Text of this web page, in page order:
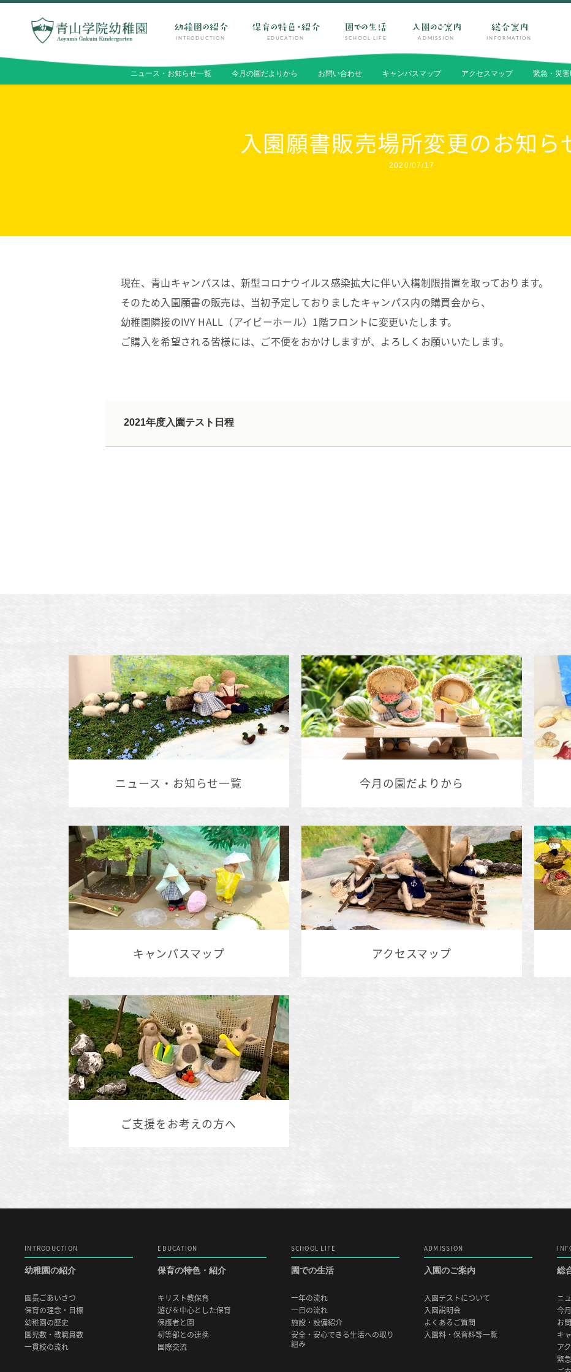
INTRODUCTION EDUCATION SCHOOL LIFE ADMISSION INFORMATION
PARENTS
在園生・卒園生の保護者の方へ 受
保育の特色・紹介 園での生活 入園のご案内
ニュース・お知らせ一覧 今月の園だよりから お問い合わせ キャンパスマップ アクセスマップ 緊急・災
入園願書販売場所変更のお知ら
2020/07/17
現在、青山キャンパスは、新型コロナウイルス感染拡大に伴い入構制限措置を取っております。
そのため入園願書の販売は、当初予定しておりましたキャンパス内の購買会から、
幼稚園隣接のIVY HALL（アイビーホール）1階フロントに変更いたします。
ご購入を希望される皆様には、ご不便をおかけしますが、よろしくお願いいたします。
2021年度入園テスト日程
ニュース・お知らせ一覧 今月の園だよりから
キャンパスマップ アクセスマップ
ご支援をお考えの方へ
INTRODUCTION
幼稚園の紹介
園長ごあいさつ
保育の理念・目標
幼稚園の歴史
園児数・教職員数
一貫校の流れ
EDUCATION
保育の特色・紹介
キリスト教保育
遊びを中心とした保育
保護者と園
初等部との連携
国際交流
SCHOOL LIFE
園での生活
一年の流れ
一日の流れ
施設・設備紹介
安全・安心できる生活への取り
組み
ADMISSION
入園のご案内
入園テストについて
入園説明会
よくあるご質問
入園料・保育料等一覧
総
ニ
今
お
キ
ア
緊